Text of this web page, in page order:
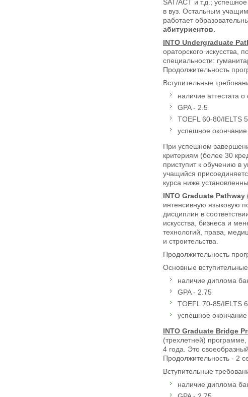
SAT/ACT и т.д.;
в вуз. Остальным
работает
абитуриентов.
INTO Undergraduate
ораторского искусства,
специальности:
Продолжительность
Вступительные
наличие аттестата
GPA - 2.5
TOEFL 60-80/IELTS
успешное
При успешном
критериям (более 30
приступит к обучению в
учащийся
курса ниже
INTO Graduate Pathway
интенсивную языковую
дисциплин в
искусства, бизнеса и
технологий, права,
и строительства.
Продолжительность
Основные
наличие диплома
GPA - 2.75
TOEFL 70-85/IELTS
успешное
INTO Graduate Bridge
(трехлетней)
4 года. Это
Продолжительность - 2
Вступительные
наличие диплома